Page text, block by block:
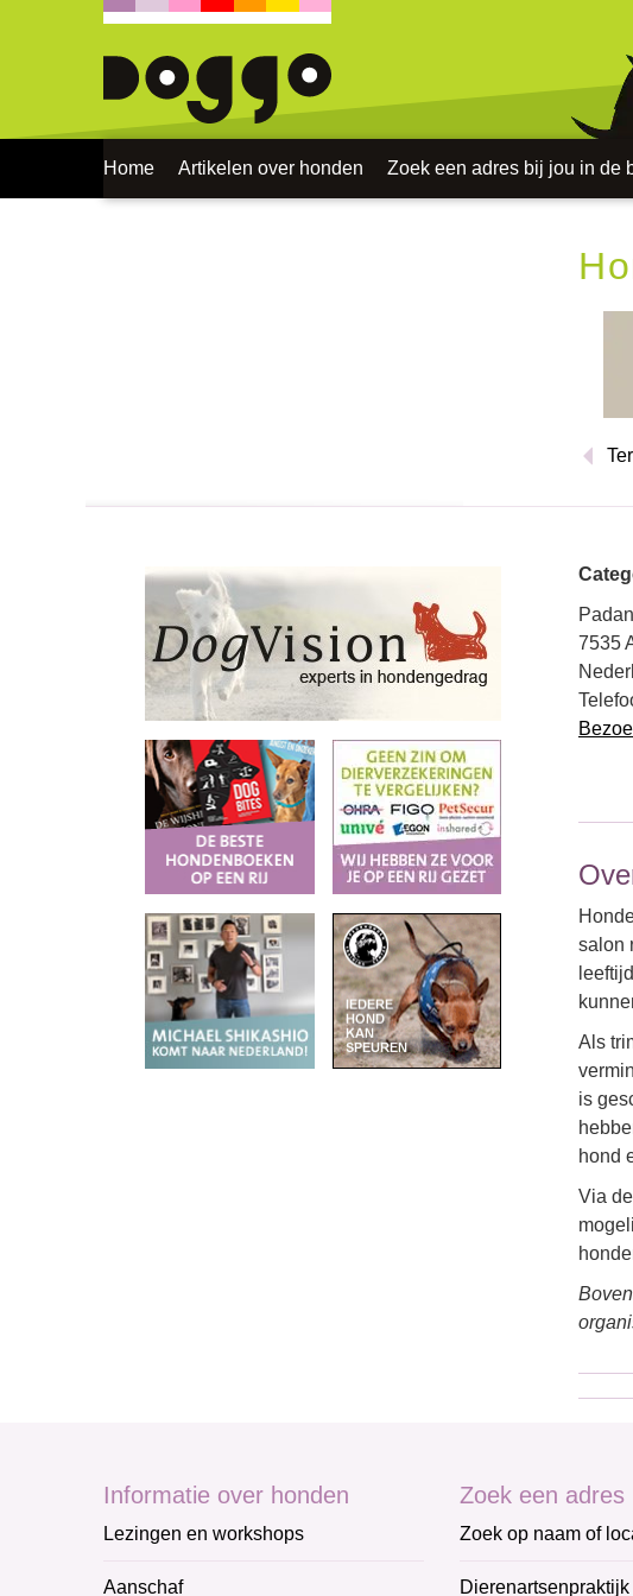
Home Artikelen over honden Zoek een adres bij jou in de
7535
salon
Als
is
hond
Via
Informatie over honden
Lezingen en workshops
Aanschaf
Zoek een adres
Zoek op naam of
Dierenartsenpraktijk